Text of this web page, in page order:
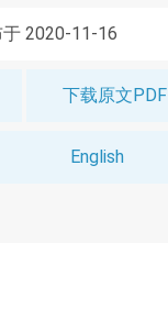
2020-11-16
下载原文PDF
English